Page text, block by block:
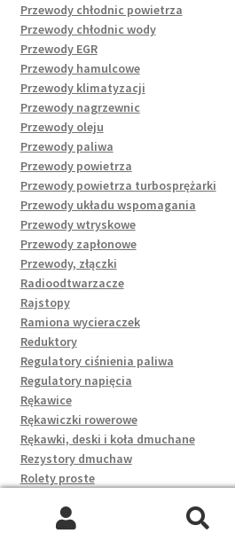
Przewody chłodnic powietrza
Przewody chłodnic wody
Przewody EGR
Przewody hamulcowe
Przewody klimatyzacji
Przewody nagrzewnic
Przewody oleju
Przewody paliwa
Przewody powietrza
Przewody powietrza turbosprężarki
Przewody układu wspomagania
Przewody wtryskowe
Przewody zapłonowe
Przewody, złączki
Radioodtwarzacze
Rajstopy
Ramiona wycieraczek
Reduktory
Regulatory ciśnienia paliwa
Regulatory napięcia
Rękawice
Rękawiczki rowerowe
Rękawki, deski i koła dmuchane
Rezystory dmuchaw
Rolety proste
Rolki paska rozrządu